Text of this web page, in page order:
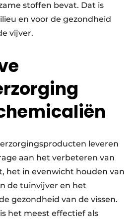
stoffen bevat. Dat is
en voor de gezondheid
vijver.
leveren
aan het verbeteren van
het in evenwicht houden van
de tuinvijver en het
gezondheid van de vissen.
het meest effectief als